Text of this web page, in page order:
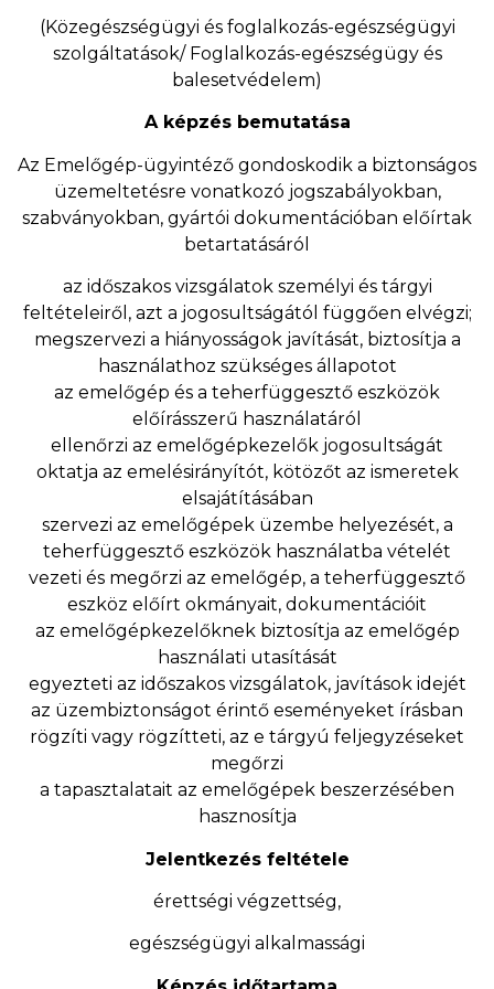
(Közegészségügyi és foglalkozás-egészségügyi
szolgáltatások/ Foglalkozás-egészségügy és
balesetvédelem)
A képzés bemutatása
Az Emelőgép-ügyintéző gondoskodik a biztonságos
üzemeltetésre vonatkozó jogszabályokban,
szabványokban, gyártói dokumentációban előírtak
betartatásáról
az időszakos vizsgálatok személyi és tárgyi
feltételeiről, azt a jogosultságától függően elvégzi;
megszervezi a hiányosságok javítását, biztosítja a
használathoz szükséges állapotot
az emelőgép és a teherfüggesztő eszközök
előírásszerű használatáról
ellenőrzi az emelőgépkezelők jogosultságát
oktatja az emelésirányítót, kötözőt az ismeretek
elsajátításában
szervezi az emelőgépek üzembe helyezését, a
teherfüggesztő eszközök használatba vételét
vezeti és megőrzi az emelőgép, a teherfüggesztő
eszköz előírt okmányait, dokumentációit
az emelőgépkezelőknek biztosítja az emelőgép
használati utasítását
egyezteti az időszakos vizsgálatok, javítások idejét
az üzembiztonságot érintő eseményeket írásban
rögzíti vagy rögzítteti, az e tárgyú feljegyzéseket
megőrzi
a tapasztalatait az emelőgépek beszerzésében
hasznosítja
Jelentkezés feltétele
érettségi végzettség,
egészségügyi alkalmassági